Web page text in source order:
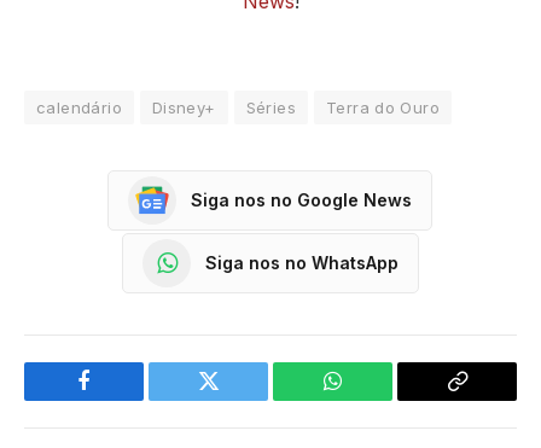
calendário Disney+ Séries Terra do Ouro
Siga nos no Google News
Siga nos no WhatsApp
Facebook Twitter WhatsApp
Copy